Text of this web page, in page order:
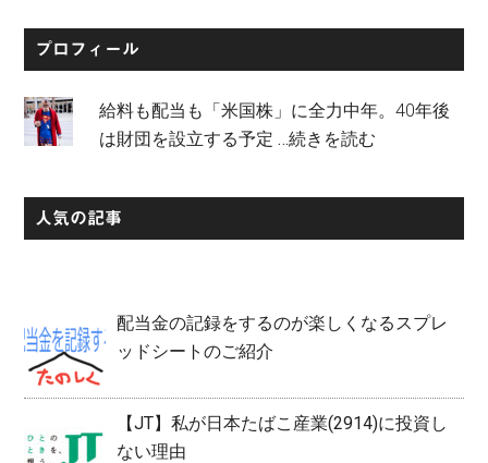
プロフィール
給料も配当も「米国株」に全力中年。40年後
は財団を設立する予定 …続きを読む
人気の記事
配当金の記録をするのが楽しくなるスプレ
ッドシートのご紹介
【JT】私が日本たばこ産業(2914)に投資し
ない理由